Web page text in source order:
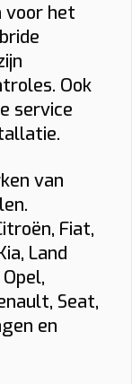
voor het
Ook
service
van
Fiat,
Land
Seat,
en
87